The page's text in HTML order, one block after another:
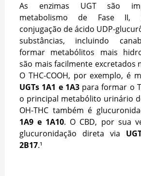
As enzimas UGT são
metabolismo de Fase II,
conjugação de ácido UDP-
substâncias, incluindo
formar metabólitos mais
são mais facilmente excretados
O THC-COOH, por exemplo, é
UGTs 1A1 e 1A3para formar o
o principal metabólito urinário
OH-THC também é
1A9 e 1A10. O CBD, por sua
glucuronidação direta via
2B17.¹